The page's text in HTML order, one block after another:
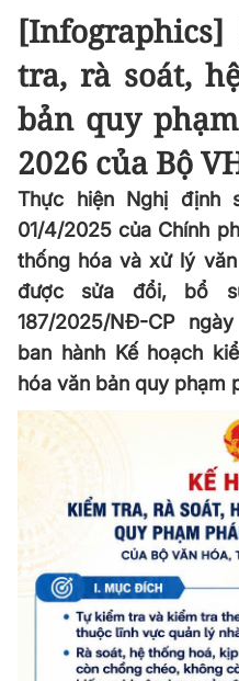
tra, rà soát,
bản quy
2026 của Bộ
Thực hiện Nghị định
01/4/2025 của Chính
thống hóa và xử lý
được sửa đổi, bổ
187/2025/NĐ-CP
ban hành Kế hoạch
hóa văn bản quy phạm